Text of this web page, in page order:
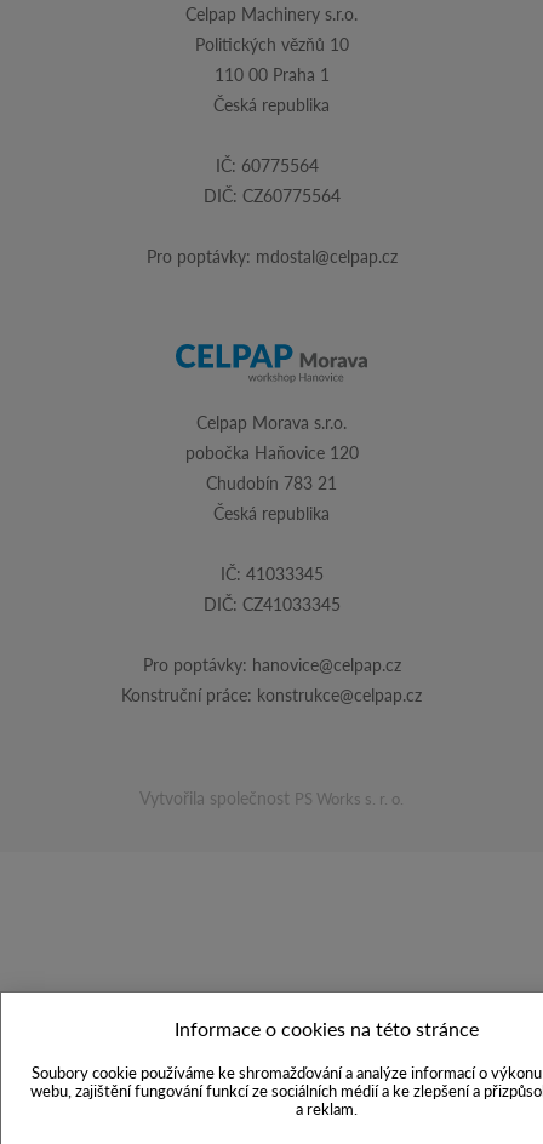
Informace o cookies na této stránce
Soubory cookie používáme ke shromažďování a analýze informací o
webu, zajištění fungování funkcí ze sociálních médií a ke zlepšení a
a reklam.
Celpap Machinery s.r.o.
Politických vězňů 10
110 00 Praha 1
Česká republika
IČ: 60775564
DIČ: CZ60775564
Pro poptávky: mdostal@celpap.cz
Celpap Morava s.r.o.
pobočka Haňovice 120
Chudobín 783 21
Česká republika
IČ: 41033345
DIČ: CZ41033345
Pro poptávky: hanovice@celpap.cz
Konstruční práce: konstrukce@celpap.cz
Vytvořila společnost PS Works s. r. o.